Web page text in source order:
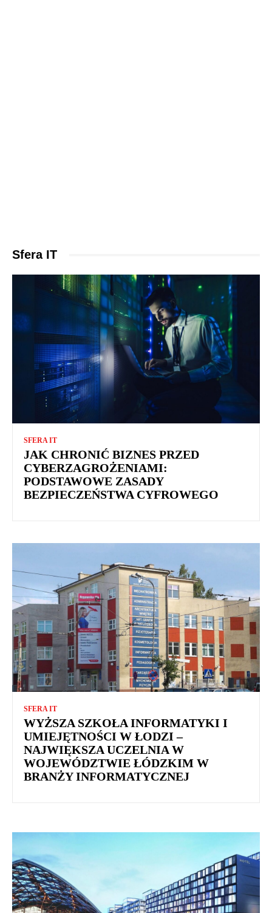
Sfera IT
SFERA IT
JAK CHRONIĆ BIZNES PRZED
CYBERZAGROŻENIAMI:
PODSTAWOWE ZASADY
BEZPIECZEŃSTWA CYFROWEGO
SFERA IT
WYŻSZA SZKOŁA INFORMATYKI I
UMIEJĘTNOŚCI W ŁODZI –
NAJWIĘKSZA UCZELNIA W
WOJEWÓDZTWIE ŁÓDZKIM W
BRANŻY INFORMATYCZNEJ